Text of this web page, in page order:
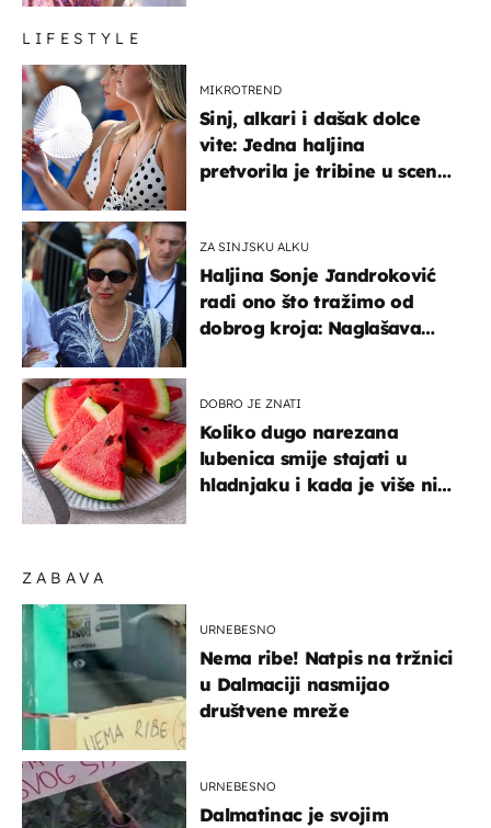
ZABAVA
URNEBESNO
Nema ribe! Natpis na tržnici
u Dalmaciji nasmijao
društvene mreže
URNEBESNO
Dalmatinac je svojim
LIFESTYLE
MIKROTREND
Sinj, alkari i dašak dolce
vite: Jedna haljina
pretvorila je tribine u scenu
ZA SINJSKU ALKU
Haljina Sonje Jandroković
radi ono što tražimo od
dobrog kroja: Naglašava
DOBRO JE ZNATI
Koliko dugo narezana
lubenica smije stajati u
hladnjaku i kada je više nije